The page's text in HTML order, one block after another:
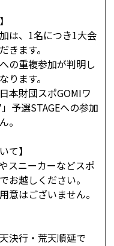
は、1名につき1大会
きます。
の重複参加が判明し
ります。
本財団スポGOMIワ
予選STAGEへの参加
。
て】
スニーカーなどスポ
お越しください。
はございません。
決行・荒天順延で